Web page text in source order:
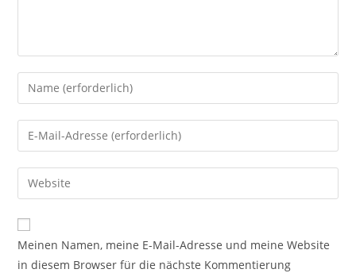
Meinen Namen, meine E-Mail-Adresse und meine Website
in diesem Browser für die nächste Kommentierung